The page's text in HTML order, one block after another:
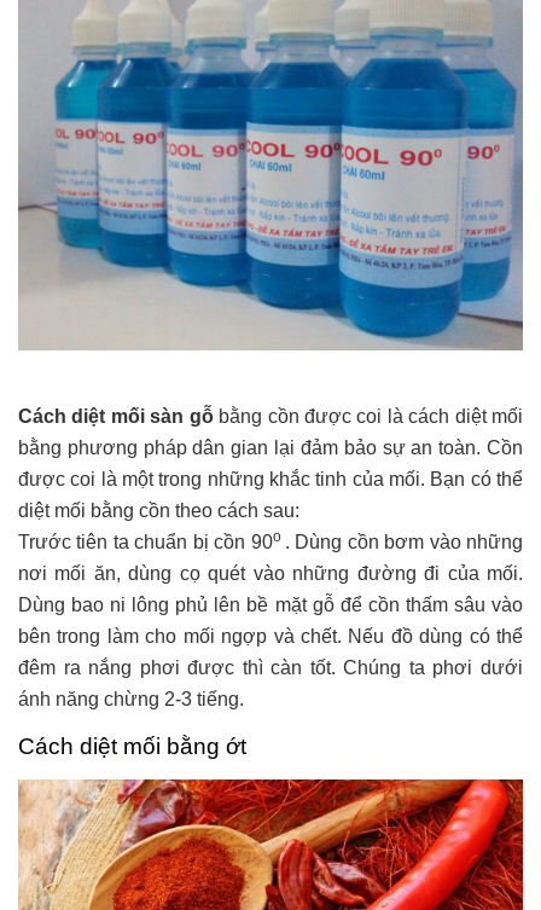
Cách diệt mối sàn gỗ bằng cồn được coi là cách diệt mối
bằng phương pháp dân gian lại đảm bảo sự an toàn. Cồn
được coi là một trong những khắc tinh của mối. Bạn có thể
diệt mối bằng cồn theo cách sau:
Trước tiên ta chuẩn bị cồn 90o . Dùng cồn bơm vào những
nơi mối ăn, dùng cọ quét vào những đường đi của mối.
Dùng bao ni lông phủ lên bề mặt gỗ để cồn thấm sâu vào
bên trong làm cho mối ngợp và chết. Nếu đồ dùng có thể
đêm ra nắng phơi được thì càn tốt. Chúng ta phơi dưới
ánh năng chừng 2-3 tiếng.
Cách diệt mối bằng ớt